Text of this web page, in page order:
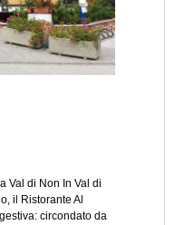
Val di Non In Val di
il Ristorante Al
circondato da